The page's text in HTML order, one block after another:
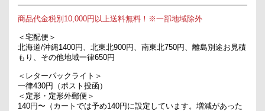
商品代金税別10,000円以上送料無料！※一部地域除外
＜宅配便＞
北海道/沖縄1400円、北東北900円、南東北750円、離島別途お見積
もり、その他地域一律650円
＜レターパックライト＞
一律430円（ポスト投函）
＜定形・定形外郵便＞
140円〜（カートでは予め140円に設定しています。増減があった